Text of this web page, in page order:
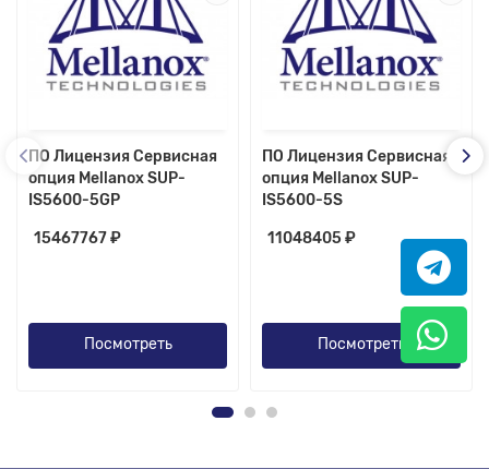
ПО Лицензия Сервисная
опция Mellanox SUP-
IS5600-5GP
15467767 ₽
Посмотреть
ПО Лицензия Сервисная
опция Mellanox SUP-
IS5600-5S
11048405 ₽
Посмотреть